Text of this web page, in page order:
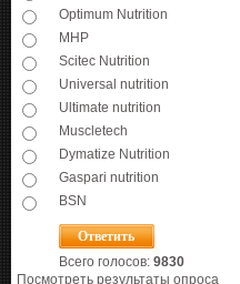
Optimum Nutrition
MHP
Scitec Nutrition
Universal nutrition
Ultimate nutrition
Muscletech
Dymatize Nutrition
Gaspari nutrition
BSN
Всего голосов: 9830
Посмотреть результаты опроса